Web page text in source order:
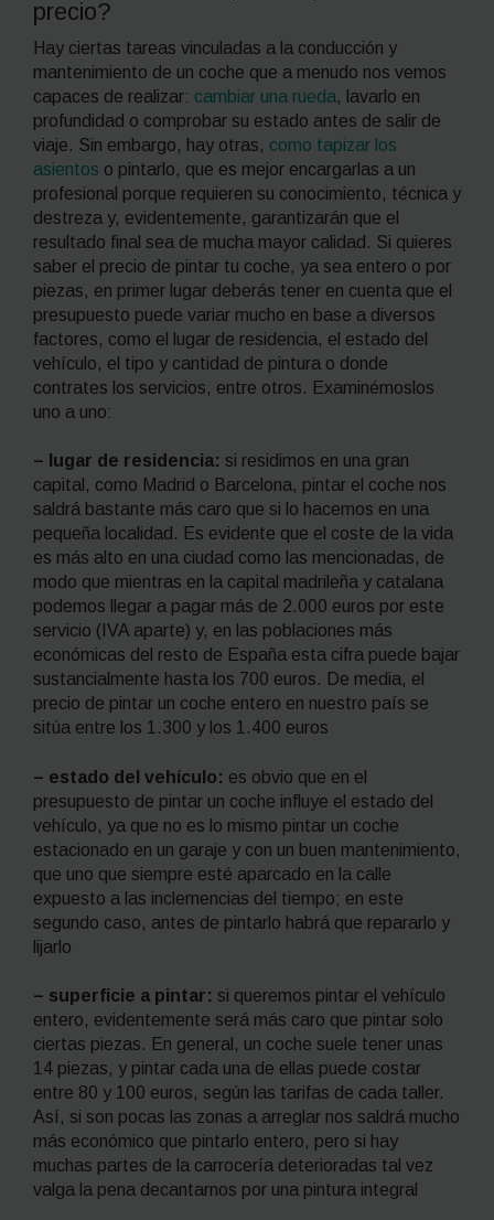
precio?
Hay ciertas tareas vinculadas a la conducción y
mantenimiento de un coche que a menudo nos vemos
capaces de realizar: cambiar una rueda, lavarlo en
profundidad o comprobar su estado antes de salir de
viaje. Sin embargo, hay otras, como tapizar los
asientos o pintarlo, que es mejor encargarlas a un
profesional porque requieren su conocimiento, técnica y
destreza y, evidentemente, garantizarán que el
resultado final sea de mucha mayor calidad. Si quieres
saber el precio de pintar tu coche, ya sea entero o por
piezas, en primer lugar deberás tener en cuenta que el
presupuesto puede variar mucho en base a diversos
factores, como el lugar de residencia, el estado del
vehículo, el tipo y cantidad de pintura o donde
contrates los servicios, entre otros. Examinémoslos
uno a uno:
– lugar de residencia: si residimos en una gran
capital, como Madrid o Barcelona, pintar el coche nos
saldrá bastante más caro que si lo hacemos en una
pequeña localidad. Es evidente que el coste de la vida
es más alto en una ciudad como las mencionadas, de
modo que mientras en la capital madrileña y catalana
podemos llegar a pagar más de 2.000 euros por este
servicio (IVA aparte) y, en las poblaciones más
económicas del resto de España esta cifra puede bajar
sustancialmente hasta los 700 euros. De media, el
precio de pintar un coche entero en nuestro país se
sitúa entre los 1.300 y los 1.400 euros
– estado del vehículo: es obvio que en el
presupuesto de pintar un coche influye el estado del
vehículo, ya que no es lo mismo pintar un coche
estacionado en un garaje y con un buen mantenimiento,
que uno que siempre esté aparcado en la calle
expuesto a las inclemencias del tiempo; en este
segundo caso, antes de pintarlo habrá que repararlo y
lijarlo
– superficie a pintar: si queremos pintar el vehículo
entero, evidentemente será más caro que pintar solo
ciertas piezas. En general, un coche suele tener unas
14 piezas, y pintar cada una de ellas puede costar
entre 80 y 100 euros, según las tarifas de cada taller.
Así, si son pocas las zonas a arreglar nos saldrá mucho
más económico que pintarlo entero, pero si hay
muchas partes de la carrocería deterioradas tal vez
valga la pena decantarnos por una pintura integral